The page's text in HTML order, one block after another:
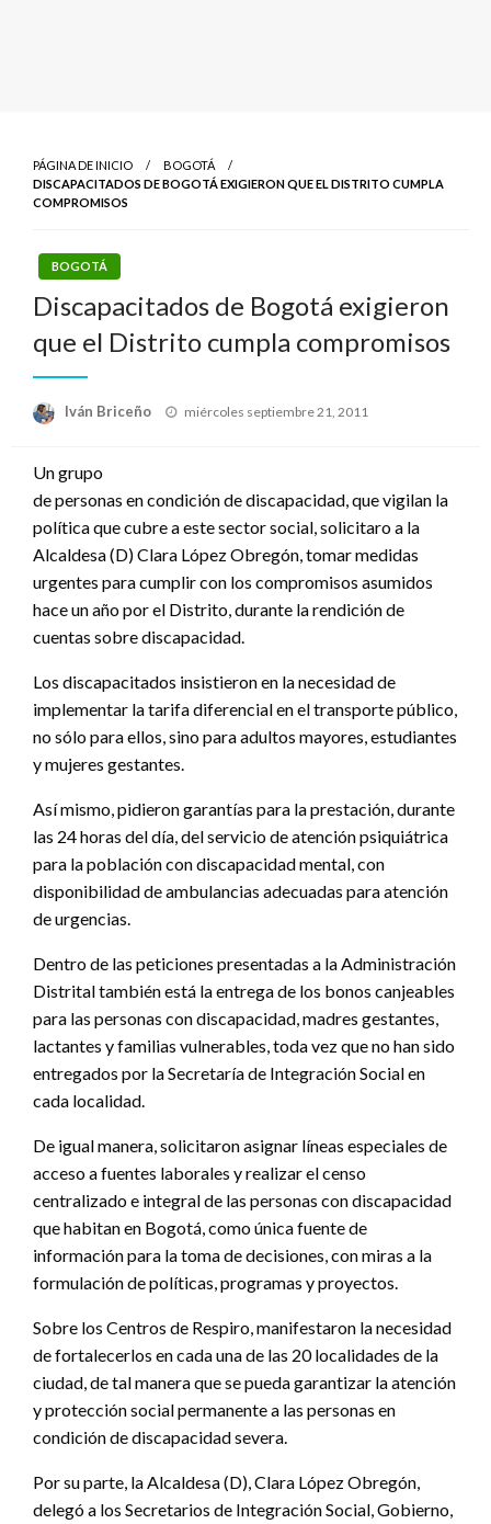
PÁGINA DE INICIO
BOGOTÁ
DISCAPACITADOS DE BOGOTÁ EXIGIERON QUE EL DISTRITO CUMPLA
COMPROMISOS
BOGOTÁ
Discapacitados de Bogotá exigieron
que el Distrito cumpla compromisos
Iván Briceño
Publicado
miércoles septiembre 21, 2011
Un grupo
de personas en condición de discapacidad, que vigilan la
política que cubre a este sector social, solicitaro a la
Alcaldesa (D) Clara López Obregón, tomar medidas
urgentes para cumplir con los compromisos asumidos
hace un año por el Distrito, durante la rendición de
cuentas sobre discapacidad.
Los discapacitados insistieron en la necesidad de
implementar la tarifa diferencial en el transporte público,
no sólo para ellos, sino para adultos mayores, estudiantes
y mujeres gestantes.
Así mismo, pidieron garantías para la prestación, durante
las 24 horas del día, del servicio de atención psiquiátrica
para la población con discapacidad mental, con
disponibilidad de ambulancias adecuadas para atención
de urgencias.
Dentro de las peticiones presentadas a la Administración
Distrital también está la entrega de los bonos canjeables
para las personas con discapacidad, madres gestantes,
lactantes y familias vulnerables, toda vez que no han sido
entregados por la Secretaría de Integración Social en
cada localidad.
De igual manera, solicitaron asignar líneas especiales de
acceso a fuentes laborales y realizar el censo
centralizado e integral de las personas con discapacidad
que habitan en Bogotá, como única fuente de
información para la toma de decisiones, con miras a la
formulación de políticas, programas y proyectos.
Sobre los Centros de Respiro, manifestaron la necesidad
de fortalecerlos en cada una de las 20 localidades de la
ciudad, de tal manera que se pueda garantizar la atención
y protección social permanente a las personas en
condición de discapacidad severa.
Por su parte, la Alcaldesa (D), Clara López Obregón,
delegó a los Secretarios de Integración Social, Gobierno,